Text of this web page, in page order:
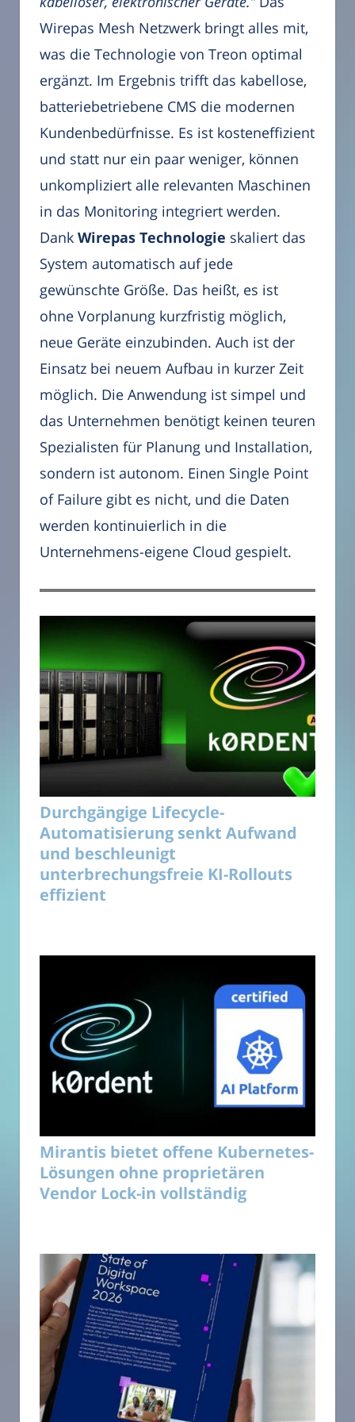
Wirepas Mesh Netzwerk bringt alles mit,
was die Technologie von Treon optimal
ergänzt. Im Ergebnis trifft das kabellose,
batteriebetriebene CMS die modernen
Kundenbedürfnisse. Es ist kosteneffizient
und statt nur ein paar weniger, können
unkompliziert alle relevanten Maschinen
in das Monitoring integriert werden.
Dank Wirepas Technologie skaliert das
System automatisch auf jede
gewünschte Größe. Das heißt, es ist
ohne Vorplanung kurzfristig möglich,
neue Geräte einzubinden. Auch ist der
Einsatz bei neuem Aufbau in kurzer Zeit
möglich. Die Anwendung ist simpel und
das Unternehmen benötigt keinen teuren
Spezialisten für Planung und Installation,
sondern ist autonom. Einen Single Point
of Failure gibt es nicht, und die Daten
werden kontinuierlich in die
Unternehmens-eigene Cloud gespielt.
Durchgängige Lifecycle-
Automatisierung senkt Aufwand
und beschleunigt
unterbrechungsfreie KI-Rollouts
effizient
Mirantis bietet offene Kubernetes-
Lösungen ohne proprietären
Vendor Lock-in vollständig